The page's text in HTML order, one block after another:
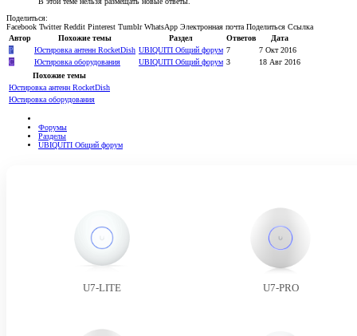
Поделиться:
Facebook Twitter Reddit Pinterest Tumblr WhatsApp Электронная почта Поделиться Ссылка
Автор
Похожие темы Раздел Ответов
Дата
P
Юстировка антенн RocketDish UBIQUITI Общий форум 7
7 Окт 2016
C
Юстировка оборудования UBIQUITI Общий форум 3
18 Авг 2016
Похожие темы
Юстировка антенн RocketDish
Юстировка оборудования
Форумы
Разделы
UBIQUITI Общий форум
U7-LITE U7-PRO